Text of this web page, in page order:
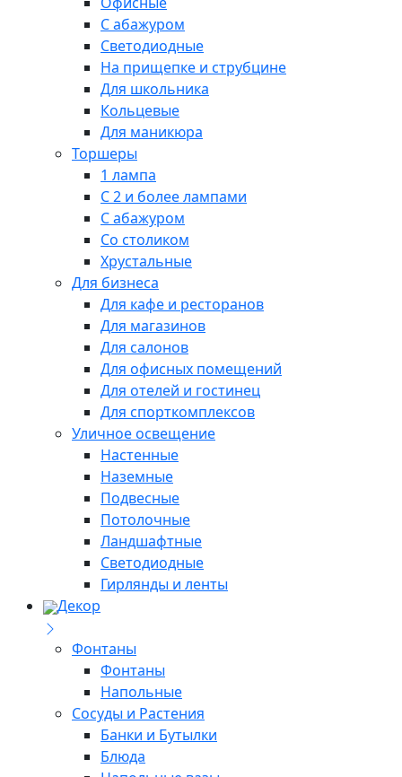
С абажуром
Светодиодные
На прищепке и струбцине
Для школьника
Кольцевые
Для маникюра
Торшеры
1 лампа
С 2 и более лампами
С абажуром
Со столиком
Хрустальные
Для бизнеса
Для кафе и ресторанов
Для магазинов
Для салонов
Для офисных помещений
Для отелей и гостинец
Для спорткомплексов
Уличное освещение
Настенные
Наземные
Подвесные
Потолочные
Ландшафтные
Светодиодные
Гирлянды и ленты
Декор
Фонтаны
Фонтаны
Напольные
Сосуды и Растения
Банки и Бутылки
Блюда